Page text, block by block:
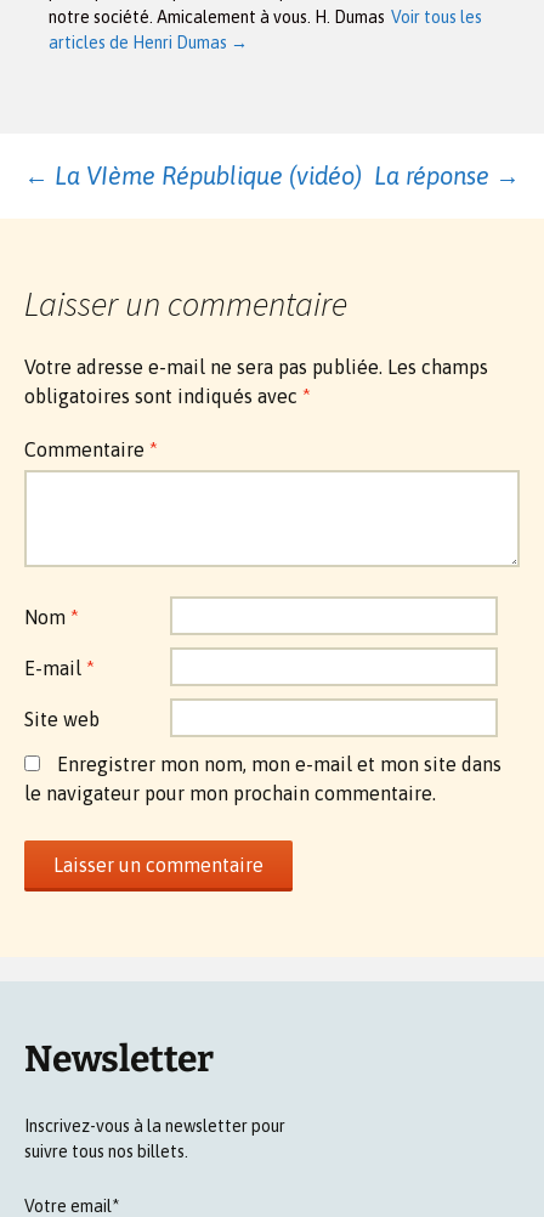
notre société. Amicalement à vous. H. Dumas Voir tous les
articles de Henri Dumas →
Navigation
articles
← La VIème République (vidéo) La réponse →
Laisser un commentaire
Votre adresse e-mail ne sera pas publiée. Les champs
obligatoires sont indiqués avec *
Commentaire *
Nom *
E-mail *
Site web
Enregistrer mon nom, mon e-mail et mon site dans
le navigateur pour mon prochain commentaire.
Newsletter
Inscrivez-vous à la newsletter pour
suivre tous nos billets.
Votre email*